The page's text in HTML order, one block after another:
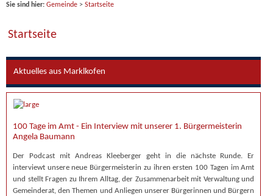
Sie sind hier: Gemeinde > Startseite
Startseite
Aktuelles aus Marklkofen
100 Tage im Amt - Ein Interview mit unserer 1. Bürgermeisterin
Angela Baumann
Der Podcast mit Andreas Kleeberger geht in die nächste Runde. Er
interviewt unsere neue Bürgermeisterin zu ihren ersten 100 Tagen im Amt
und stellt Fragen zu Ihrem Alltag, der Zusammenarbeit mit Verwaltung und
Gemeinderat, den Themen und Anliegen unserer Bürgerinnen und Bürgern